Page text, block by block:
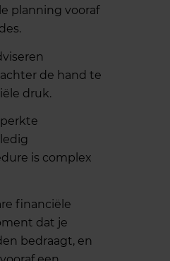
planning vooraf
de hand te
druk.
is complex
financiële
dat je
bedraagt, en